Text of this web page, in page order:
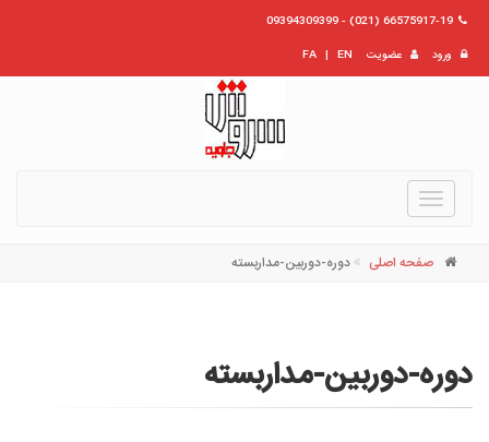
66575917-19 (021) - 09394309399
ورود
عضویت EN
|
FA
Toggle
navigation
صفحه اصلی دوره-دوربین-مداربسته
دوره-دوربین-مداربسته